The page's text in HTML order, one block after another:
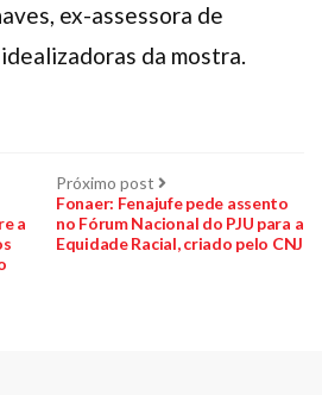
ex-assessora de
da mostra.
a
Próximo post Próximo
post:
Fonaer: Fenajufe pede assento
no Fórum Nacional do PJU para a
Equidade Racial, criado pelo CNJ